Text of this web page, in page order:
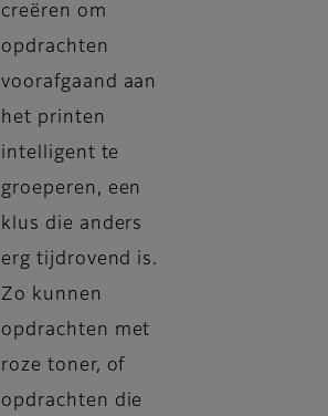
creëren om
opdrachten
voorafgaand aan
het printen
intelligent te
groeperen, een
klus die anders
erg tijdrovend is.
Zo kunnen
opdrachten met
roze toner, of
opdrachten die